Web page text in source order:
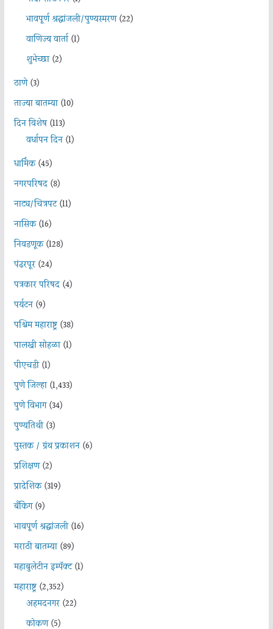
भावपूर्ण श्रद्धांजली/पुण्यस्मरण(22)
वाणिज्य वार्ता(1)
शुभेच्छा(2)
ठाणे(3)
ताज्या बातम्या(10)
दिन विशेष(113)
वर्धापन दिन(1)
धार्मिक(45)
नगरपरिषद(8)
नाट्य/चित्रपट(11)
नासिक(16)
निवडणूक(128)
पंढरपूर(24)
पत्रकार परिषद(4)
पर्यटन(9)
पश्चिम महाराष्ट्र(38)
पालखी सोहळा(1)
पीएचडी(1)
पुणे जिल्हा(1,433)
पुणे विभाग(34)
पुण्यतिथी(3)
पुस्तक / ग्रंथ प्रकाशन(6)
प्रशिक्षण(2)
प्रादेशिक(319)
बँकिंग(9)
भावपूर्ण श्रद्धांजली(16)
मराठी बातम्या(89)
महाबुलेटीन इम्पॅक्ट(1)
महाराष्ट्र(2,352)
अहमदनगर(22)
कोकण(5)